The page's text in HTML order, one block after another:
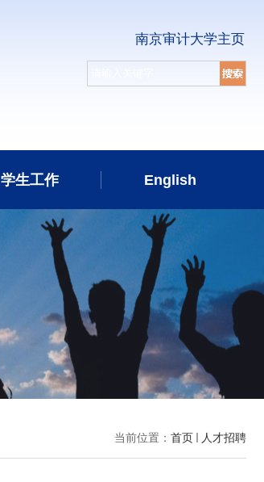
南京审计大学主页
学生工作 English
当前位置： 首页 人才招聘